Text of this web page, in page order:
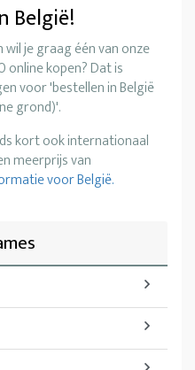
België!
je graag één van onze
kopen? Dat is
voor 'bestellen in België
grond)'.
kort ook internationaal
meerprijs van
voor België.